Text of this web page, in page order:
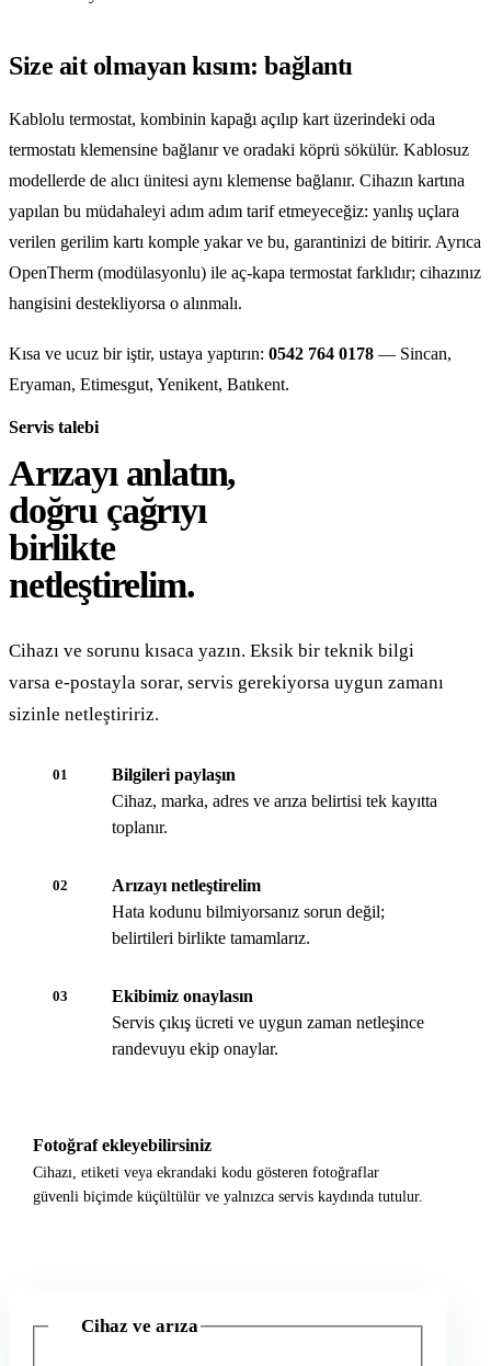
Size ait olmayan kısım: bağlantı
Kablolu termostat, kombinin kapağı açılıp kart üzerindeki oda
termostatı klemensine bağlanır ve oradaki köprü sökülür. Kablosuz
modellerde de alıcı ünitesi aynı klemense bağlanır. Cihazın kartına
yapılan bu müdahaleyi adım adım tarif etmeyeceğiz: yanlış uçlara
verilen gerilim kartı komple yakar ve bu, garantinizi de bitirir. Ayrıca
OpenTherm (modülasyonlu) ile aç-kapa termostat farklıdır; cihazınız
hangisini destekliyorsa o alınmalı.
Kısa ve ucuz bir iştir, ustaya yaptırın: 0542 764 0178 — Sincan,
Eryaman, Etimesgut, Yenikent, Batıkent.
Servis talebi
Arızayı anlatın,
doğru çağrıyı
birlikte
netleştirelim.
Cihazı ve sorunu kısaca yazın. Eksik bir teknik bilgi
varsa e-postayla sorar, servis gerekiyorsa uygun zamanı
sizinle netleştiririz.
01
Bilgileri paylaşın
Cihaz, marka, adres ve arıza belirtisi tek kayıtta
toplanır.
02
Arızayı netleştirelim
Hata kodunu bilmiyorsanız sorun değil;
belirtileri birlikte tamamlarız.
03
Ekibimiz onaylasın
Servis çıkış ücreti ve uygun zaman netleşince
randevuyu ekip onaylar.
Fotoğraf ekleyebilirsiniz
Cihazı, etiketi veya ekrandaki kodu gösteren fotoğraflar
güvenli biçimde küçültülür ve yalnızca servis kaydında tutulur.
Cihaz ve arıza